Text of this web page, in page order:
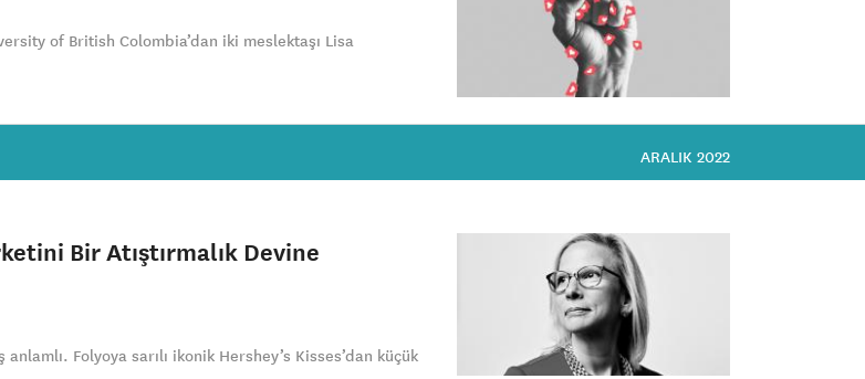
of British Colombia’dan iki meslektaşı Lisa
ARALIK 2022
Bir Atıştırmalık Devine
Folyoya sarılı ikonik Hershey’s Kisses’dan küçük